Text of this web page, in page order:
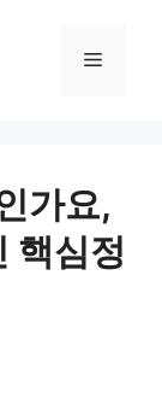
메
가요,
핵심정